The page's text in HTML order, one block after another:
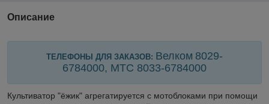
Описание
ТЕЛЕФОНЫ ДЛЯ ЗАКАЗОВ: Велком 8029-
6784000, МТС 8033-6784000
Культиватор "ёжик" агрегатируется с мотоблоками при помощи